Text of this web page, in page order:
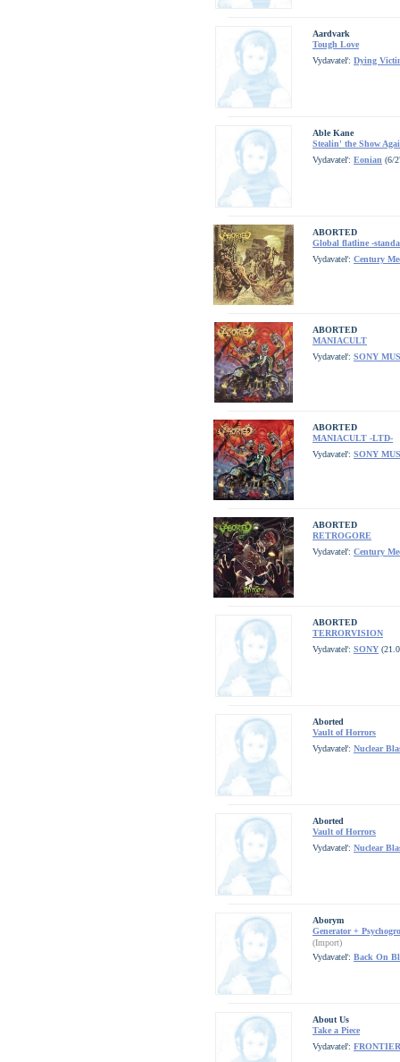
Aardvark
Tough Love
Vydavateľ: Dying
Able Kane
Stealin' the Show
Vydavateľ: Eonian (6/
ABORTED
Global flatline -
Vydavateľ: Century
ABORTED
MANIACULT
Vydavateľ: SONY
ABORTED
MANIACULT -LTD-
Vydavateľ: SONY
ABORTED
RETROGORE
Vydavateľ: Century
ABORTED
TERRORVISION
Vydavateľ: SONY
Aborted
Vault of Horrors
Vydavateľ: Nuclear
Aborted
Vault of Horrors
Vydavateľ: Nuclear
Aborym
Generator +
(Import)
Vydavateľ: Back On
About Us
Take a Piece
Vydavateľ: